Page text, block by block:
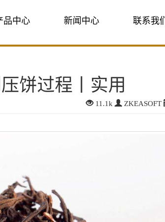
品中心 新闻中心 联系我们
饼过程丨实用
11.1k ZKEASOFT